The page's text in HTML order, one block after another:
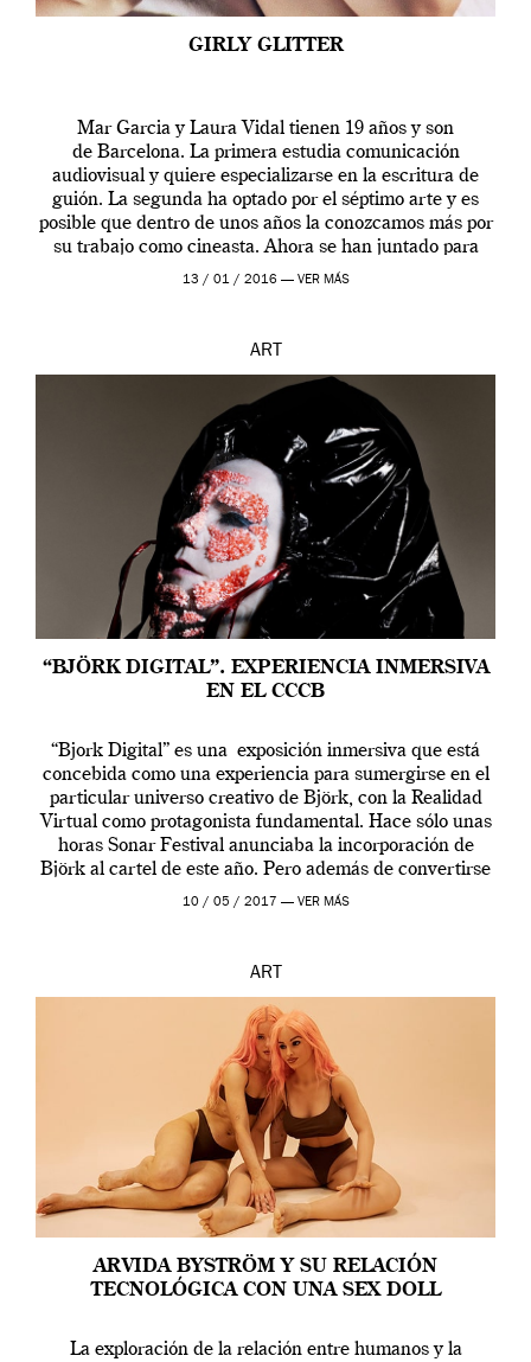
GIRLY GLITTER
Mar Garcia y Laura Vidal tienen 19 años y son
de Barcelona. La primera estudia comunicación
audiovisual y quiere especializarse en la escritura de
guión. La segunda ha optado por el séptimo arte y es
posible que dentro de unos años la conozcamos más por
su trabajo como cineasta. Ahora se han juntado para
contarnos una […]
13 / 01 / 2016 — VER MÁS
ART
“BJÖRK DIGITAL”. EXPERIENCIA INMERSIVA
EN EL CCCB
“Bjork Digital” es una exposición inmersiva que está
concebida como una experiencia para sumergirse en el
particular universo creativo de Björk, con la Realidad
Virtual como protagonista fundamental. Hace sólo unas
horas Sonar Festival anunciaba la incorporación de
Björk al cartel de este año. Pero además de convertirse
en una de las actuaciones más relevantes […]
10 / 05 / 2017 — VER MÁS
ART
ARVIDA BYSTRÖM Y SU RELACIÓN
TECNOLÓGICA CON UNA SEX DOLL
La exploración de la relación entre humanos y la